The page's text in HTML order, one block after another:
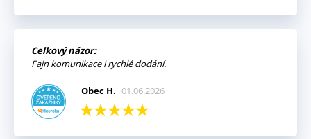
Celkový názor:
Fajn komunikace i rychlé dodání.
Obec H. 01.06.2026